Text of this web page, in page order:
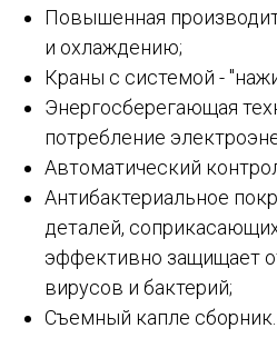
Повышенная
и охлаждению;
Краны с системой -
Энергосберегающая
потребление
Автоматический
Антибактериальное
деталей,
эффективно защищает
вирусов и бактерий;
Съемный капле сборник.